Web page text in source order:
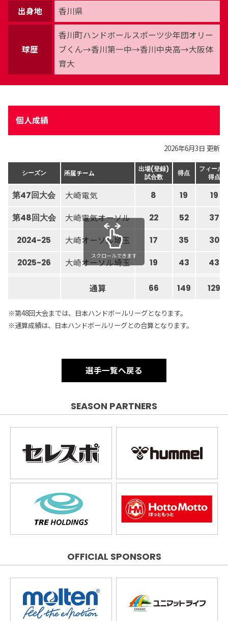
出身地 香川県
球歴
香川町ハンドボールスポーツ少年団オリー
ブくん→香川第一中→香川中央高→大阪体
育大
個人成績
2026年6月3日 更新
シーズン 所属チーム
出場(登録)
試合数
得点
フィール
得点
第47回大会 大崎電気 8 19 19
第48回大会 大崎電気オーソル 22 52 37
2024-25 大崎オーソル埼玉 17 35 30
2025-26 大崎オーソル埼玉 19 43 43
通算 66 149 129
スクロールできます
※第48回大会までは、日本ハンドボールリーグとなります。
※通算成績は、日本ハンドボールリーグとの合算となります。
選手一覧へ戻る
SEASON PARTNERS
OFFICIAL SPONSORS